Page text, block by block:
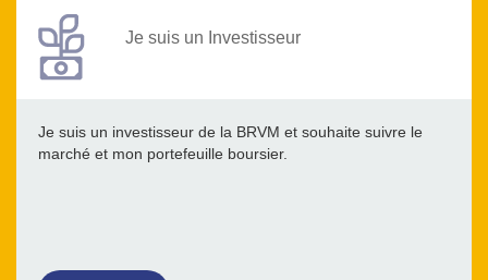
Je suis un Investisseur
Je suis un investisseur de la BRVM et souhaite suivre le
marché et mon portefeuille boursier.